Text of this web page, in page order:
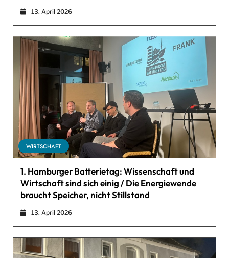
13. April 2026
WIRTSCHAFT
1. Hamburger Batterietag: Wissenschaft und
Wirtschaft sind sich einig / Die Energiewende
braucht Speicher, nicht Stillstand
13. April 2026